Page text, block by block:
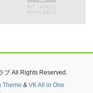
ブ All Rights Reserved.
Theme & VK All in One